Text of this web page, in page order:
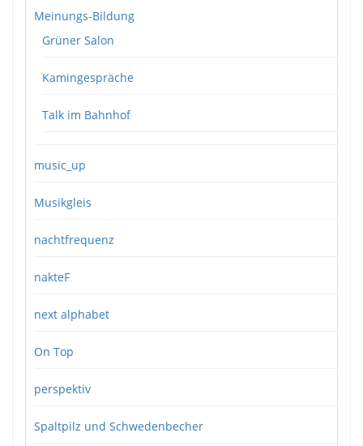
Meinungs-Bildung
Grüner Salon
Kamingespräche
Talk im Bahnhof
music_up
Musikgleis
nachtfrequenz
nakteF
next alphabet
On Top
perspektiv
Spaltpilz und Schwedenbecher